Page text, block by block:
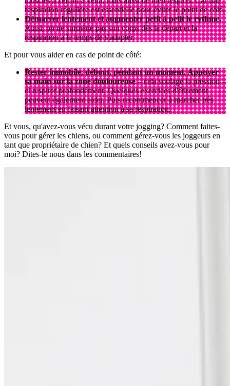
respiration régulière est essentielle pour éviter le point de côté.
Démarrer lentement et augmenter petit à petit le rythme.
Ainsi, on ne surmène pas son corps dès le départ et la
respiration a le temps de s'adapter.
Et pour vous aider en cas de point de côté:
Rester immobile, debout, pendant un moment. Appuyer
sa main sur la zone douloureuse– cela soulage la pression –
et respirer profondément. Quelques exercices d'étirement
peuvent également aider. Puis recommencer à marcher très
lentement en faisant attention à sa respiration.
Et vous, qu'avez-vous vécu durant votre jogging? Comment faites-
vous pour gérer les chiens, ou comment gérez-vous les joggeurs en
tant que propriétaire de chien? Et quels conseils avez-vous pour
moi? Dites-le nous dans les commentaires!